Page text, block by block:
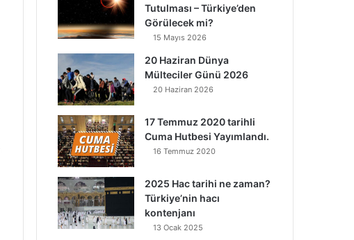
Tutulması – Türkiye’den
Görülecek mi?
15 Mayıs 2026
20 Haziran Dünya
Mülteciler Günü 2026
20 Haziran 2026
17 Temmuz 2020 tarihli
Cuma Hutbesi Yayımlandı.
16 Temmuz 2020
2025 Hac tarihi ne zaman?
Türkiye’nin hacı
kontenjanı
13 Ocak 2025